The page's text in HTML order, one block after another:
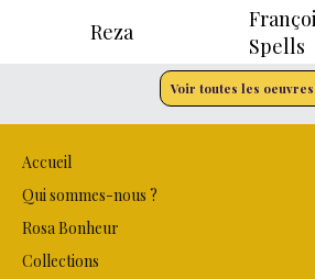
Reza
Spells
Voir toutes les oeuvres
Accueil
Qui sommes-nous ?
Rosa Bonheur
Collections